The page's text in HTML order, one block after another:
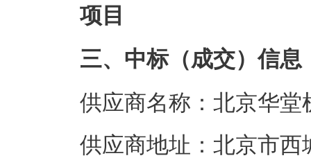
项目
三、中标（成交）信息
供应商名称：北京华
供应商地址：北京市西